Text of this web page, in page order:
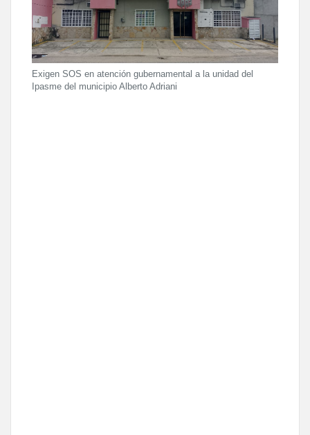
Exigen SOS en atención gubernamental a la unidad del
Ipasme del municipio Alberto Adriani